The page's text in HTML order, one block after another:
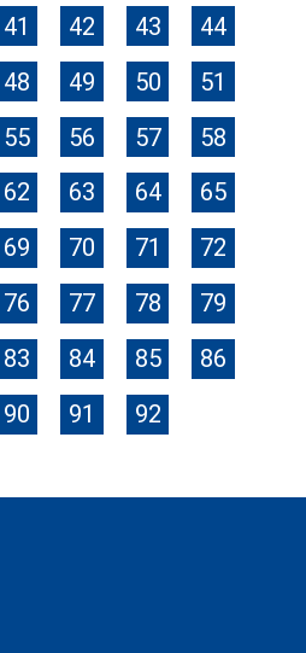
41 42 43
44
48 49 50
51
55 56 57
58
62 63 64
65
69 70 71
72
76 77 78
79
83 84 85
86
90 91 92